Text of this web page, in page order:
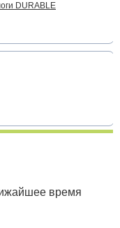
DURABLE
время